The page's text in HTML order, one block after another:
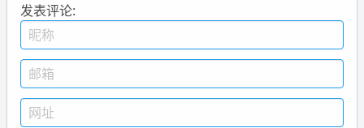
发表评论: